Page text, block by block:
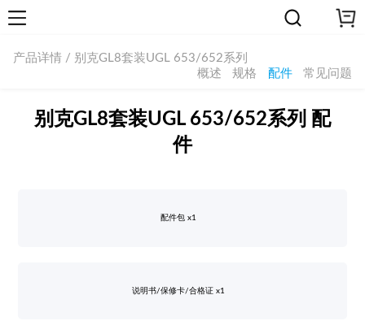
产品详情 / 别克GL8套装UGL 653/652系列
概述
规格 配件 常见问题
别克GL8套装UGL 653/652系列 配
件
配件包 x1
说明书/保修卡/合格证 x1